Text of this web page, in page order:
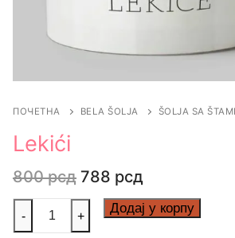
ПОЧЕТНА BELA ŠOLJA ŠOLJA SA
Lekići
800рсд Оригинална
цена
је
била:
788 рсд
је:
788 рсд.
количина
- + Додај у корпу